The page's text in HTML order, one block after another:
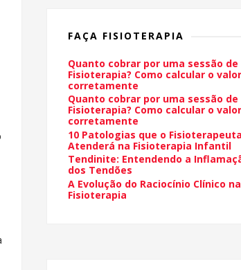
FAÇA FISIOTERAPIA
Quanto cobrar por uma sessão de
Fisioterapia? Como calcular o valor
corretamente
Quanto cobrar por uma sessão de
Fisioterapia? Como calcular o valor
corretamente
10 Patologias que o Fisioterapeuta
Atenderá na Fisioterapia Infantil
Tendinite: Entendendo a
dos Tendões
A Evolução do Raciocínio Clínico na
Fisioterapia